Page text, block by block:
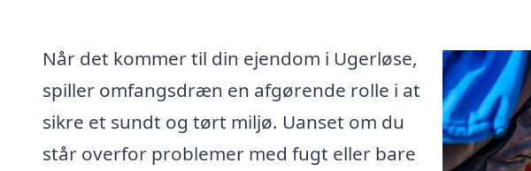
Når det kommer til din ejendom i Ugerløse,
spiller omfangsdræn en afgørende rolle i at
sikre et sundt og tørt miljø. Uanset om du
står overfor problemer med fugt eller bare